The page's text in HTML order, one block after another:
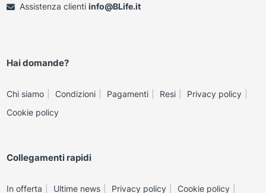
Assistenza clienti info@BLife.it
Hai domande?
Chi siamo Condizioni Pagamenti Resi
Privacy policy
Cookie policy
Collegamenti rapidi
In offerta Ultime news Privacy policy Cookie policy